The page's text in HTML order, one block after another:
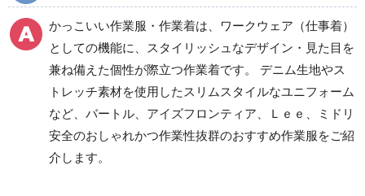
ツ
クリーンウェアワーク
パンツ
レディース作業着
ブルゾン
シャツ
かっこいい作業服・作業着は、ワークウェア（仕事着）
としての機能に、スタイリッシュなデザイン・見た目を
兼ね備えた個性が際立つ作業着です。 デニム生地やス
トレッチ素材を使用したスリムスタイルなユニフォーム
など、バートル、アイズフロンティア、Ｌｅｅ、ミドリ
安全のおしゃれかつ作業性抜群のおすすめ作業服をご紹
介します。